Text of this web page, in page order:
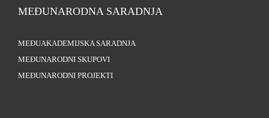
MEĐUNARODNA SARADNJA
MEĐUAKADEMIJSKA SARADNJA
MEĐUNARODNI SKUPOVI
MEĐUNARODNI PROJEKTI